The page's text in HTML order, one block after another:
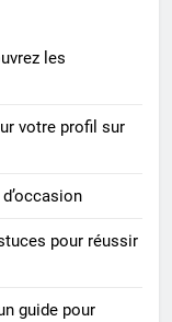
les
votre profil sur
pour réussir
guide pour